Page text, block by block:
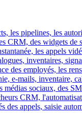
les pipelines, les
CRM, des widgets de
les appels
inventaires,
des employés, les
e-mails, inventaire,
sociaux, des
CRM,
des appels, saisie